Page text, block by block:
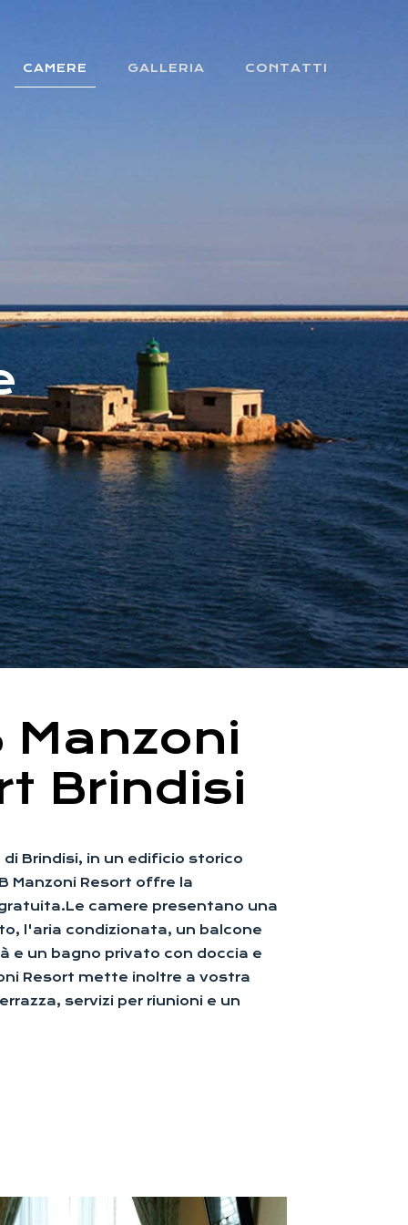
CAMERE GALLERIA CONTATTI
Manzoni
Brindisi
Brindisi, in un edificio storico
Manzoni Resort offre la
camere presentano una
l'aria condizionata, un balcone
e un bagno privato ​​con doccia e
Resort mette inoltre a vostra
servizi per riunioni e un